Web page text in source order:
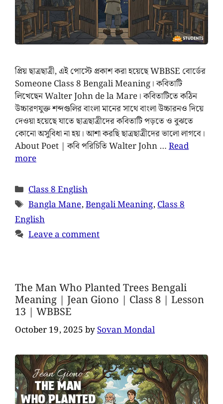
প্রিয় ছাত্রছাত্রী, এই পোস্টে প্রকাশ করা হয়েছে WBBSE বোর্ডের
Someone Class 8 Bengali Meaning। কবিতাটি
লিখেছেন Walter John de la Mare। কবিতাটিতে কঠিন
উচ্চারণযুক্ত শব্দগুলির বাংলা মানের সাথে বাংলা উচ্চারনও দিয়ে
দেওয়া হয়েছে যাতে ছাত্রছাত্রীদের কবিতাটি পড়তে ও বুঝতে
কোনো অসুবিধা না হয়। আশা করছি ছাত্রছাত্রীদের ভালো লাগবে।
About Poet | কবি পরিচিতি Walter John …Read
more
Class 8 English
Bangla Mane,Bengali Meaning,Class 8
English
Leave a comment
The Man Who Planted Trees Bengali
Meaning | Jean Giono | Class 8 | Lesson
13 | WBBSE
October 19, 2025bySovan Mondal